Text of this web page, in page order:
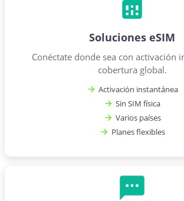
Soluciones eSIM
Conéctate donde sea con activación
cobertura global.
Activación instantánea
Sin SIM física
Varios países
Planes flexibles